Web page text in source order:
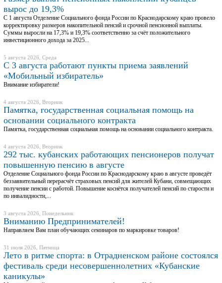
вырос до 19,3%
С 1 августа Отделение Социального фонда России по Краснодарскому краю провело
корректировку размеров накопительной пенсий и срочной пенсионной выплаты.
Суммы выросли на 17,3% и 19,3% соответственно за счёт положительного
инвестиционного дохода зa 2025...
5 августа 2026, Среда
С 3 августа работают пункты приема заявлений
«Мобильный избиратель»
Внимание избиратели!
4 августа 2026, Вторник
Памятка, государственная социальная помощь на
основании социального контракта
Памятка, государственная социальная помощь на основании социального контракта.
4 августа 2026, Вторник
292 тыс. кубанских работающих пенсионеров получат
повышенную пенсию в августе
Отделение Социального фонда России по Краснодарскому краю в августе проведёт
беззаявительный перерасчёт страховых пенсий для жителей Кубани, совмещающих
получение пенсии с работой. Повышение коснётся получателей пенсий по старости и
по инвалидности,...
3 августа 2026, Понедельник
Вниманию Предпринимателей!
Направляем Вам план обучающих семинаров по маркировке товаров!
31 июля 2026, Пятница
Лето в ритме спорта: в Отрадненском районе состоялся
фестиваль среди несовершеннолетних «Кубанские
каникулы»